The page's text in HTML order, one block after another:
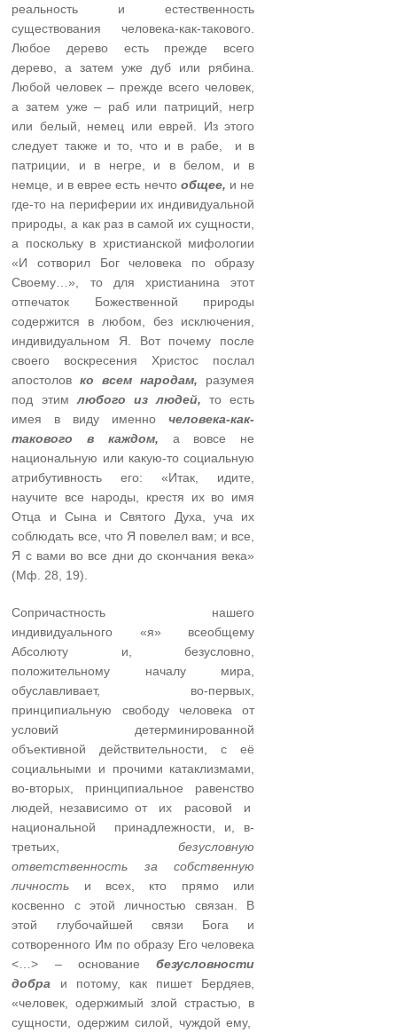
реальность и естественность
существования человека-как-такового.
Любое дерево есть прежде всего
дерево, а затем уже дуб или рябина.
Любой человек – прежде всего человек,
а затем уже – раб или патриций, негр
или белый, немец или еврей. Из этого
следует также и то, что и в рабе, и в
патриции, и в негре, и в белом, и в
немце, и в еврее есть нечто общее, и не
где-то на периферии их индивидуальной
природы, а как раз в самой их сущности,
а поскольку в христианской мифологии
«И сотворил Бог человека по образу
Своему…», то для христианина этот
отпечаток Божественной природы
содержится в любом, без исключения,
индивидуальном Я. Вот почему после
своего воскресения Христос послал
апостоловко всем народам, разумея
под этим любого из людей,то есть
имея в виду именночеловека-как-
такового в каждом, а вовсе не
национальную или какую-то социальную
атрибутивность его: «Итак, идите,
научите все народы, крестя их во имя
Отца и Сына и Святого Духа, уча их
соблюдать все, что Я повелел вам; и все,
Я с вами во все дни до скончания века»
(Мф. 28, 19).
Сопричастность нашего
индивидуального «я» всеобщему
Абсолюту и, безусловно,
положительному началу мира,
обуславливает, во-первых,
принципиальную свободу человека от
условий детерминированной
объективной действительности, с её
социальными и прочими катаклизмами,
во-вторых, принципиальное равенство
людей, независимо от их расовой и
национальной принадлежности, и, в-
третьих,безусловную
ответственность за собственную
личность и всех, кто прямо или
косвенно с этой личностью связан. В
этой глубочайшей связи Бога и
сотворенного Им по образу Его человека
<…> – основаниебезусловности
добра и потому, как пишет Бердяев,
«человек, одержимый злой страстью, в
сущности, одержим силой, чуждой ему,